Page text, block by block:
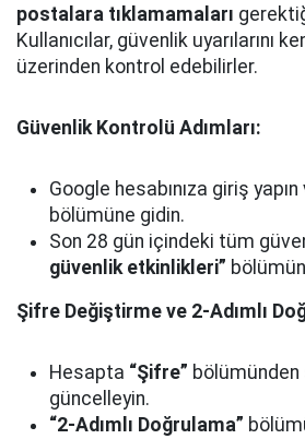
postalara tıklamamaları
Kullanıcılar, güvenlik uyarılarını
üzerinden kontrol edebilirler.
Güvenlik Kontrolü Adımları:
Google hesabınıza giriş yapın
bölümüne gidin.
Son 28 gün içindeki tüm
güvenlik etkinlikleri”
Şifre Değiştirme ve 2-Adımlı
Hesapta “Şifre”
güncelleyin.
“2-Adımlı Doğrulama”